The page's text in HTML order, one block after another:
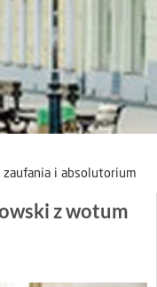
zaufania i absolutorium
z wotum